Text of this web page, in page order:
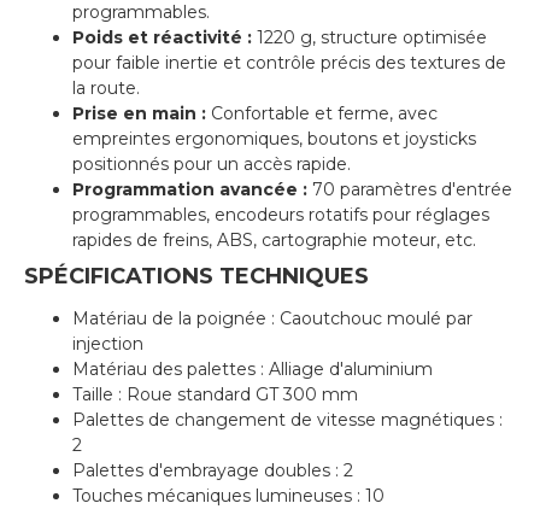
programmables.
Poids et réactivité : 1220 g, structure optimisée
pour faible inertie et contrôle précis des textures de
la route.
Prise en main : Confortable et ferme, avec
empreintes ergonomiques, boutons et joysticks
positionnés pour un accès rapide.
Programmation avancée : 70 paramètres d'entrée
programmables, encodeurs rotatifs pour réglages
rapides de freins, ABS, cartographie moteur, etc.
SPÉCIFICATIONS TECHNIQUES
Matériau de la poignée : Caoutchouc moulé par
injection
Matériau des palettes : Alliage d'aluminium
Taille : Roue standard GT 300 mm
Palettes de changement de vitesse magnétiques :
2
Palettes d'embrayage doubles : 2
Touches mécaniques lumineuses : 10